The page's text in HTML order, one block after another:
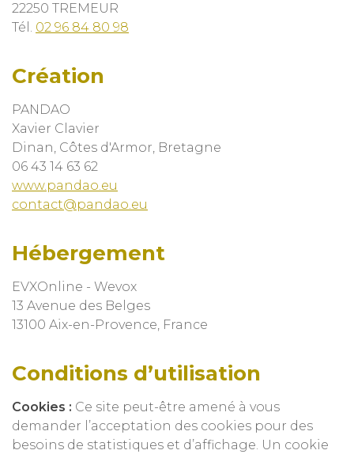
22250 TREMEUR
Tél. 02 96 84 80 98
Création
PANDAO
Xavier Clavier
Dinan, Côtes d'Armor, Bretagne
06 43 14 63 62
www.pandao.eu
contact@pandao.eu
Hébergement
EVXOnline - Wevox
13 Avenue des Belges
13100 Aix-en-Provence, France
Conditions d’utilisation
Cookies : Ce site peut-être amené à vous
demander l’acceptation des cookies pour des
besoins de statistiques et d’affichage. Un cookie